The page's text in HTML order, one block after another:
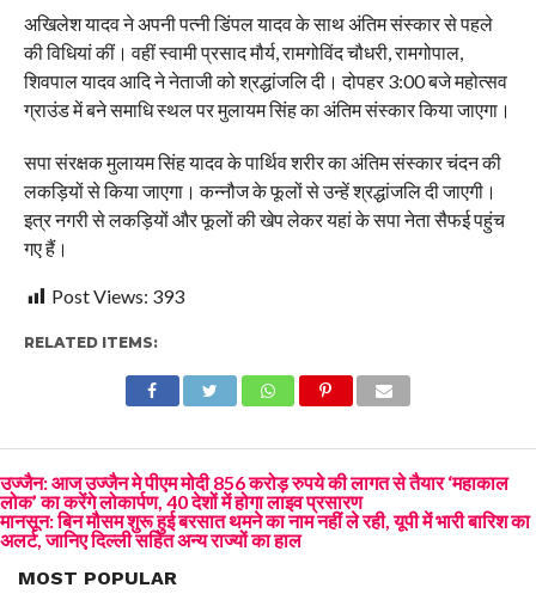
अखिलेश यादव ने अपनी पत्नी डिंपल यादव के साथ अंतिम संस्कार से पहले
की विधियां कीं। वहीं स्वामी प्रसाद मौर्य, रामगोविंद चौधरी, रामगोपाल,
शिवपाल यादव आदि ने नेताजी को श्रद्धांजलि दी। दोपहर 3:00 बजे महोत्सव
ग्राउंड में बने समाधि स्थल पर मुलायम सिंह का अंतिम संस्कार किया जाएगा।
सपा संरक्षक मुलायम सिंह यादव के पार्थिव शरीर का अंतिम संस्कार चंदन की
लकड़ियों से किया जाएगा। कन्नौज के फूलों से उन्हें श्रद्धांजलि दी जाएगी।
इत्र नगरी से लकड़ियों और फूलों की खेप लेकर यहां के सपा नेता सैफई पहुंच
गए हैं।
Post Views: 393
RELATED ITEMS:
उज्जैन: आज उज्जैन मे पीएम मोदी 856 करोड़ रुपये की लागत से तैयार ‘महाकाल
लोक’ का करेंगे लोकार्पण, 40 देशों में होगा लाइव प्रसारण
मानसून: बिन मौसम शुरू हुई बरसात थमने का नाम नहीं ले रही, यूपी में भारी बारिश का
अलर्ट, जानिए दिल्ली सहित अन्य राज्यों का हाल
MOST POPULAR